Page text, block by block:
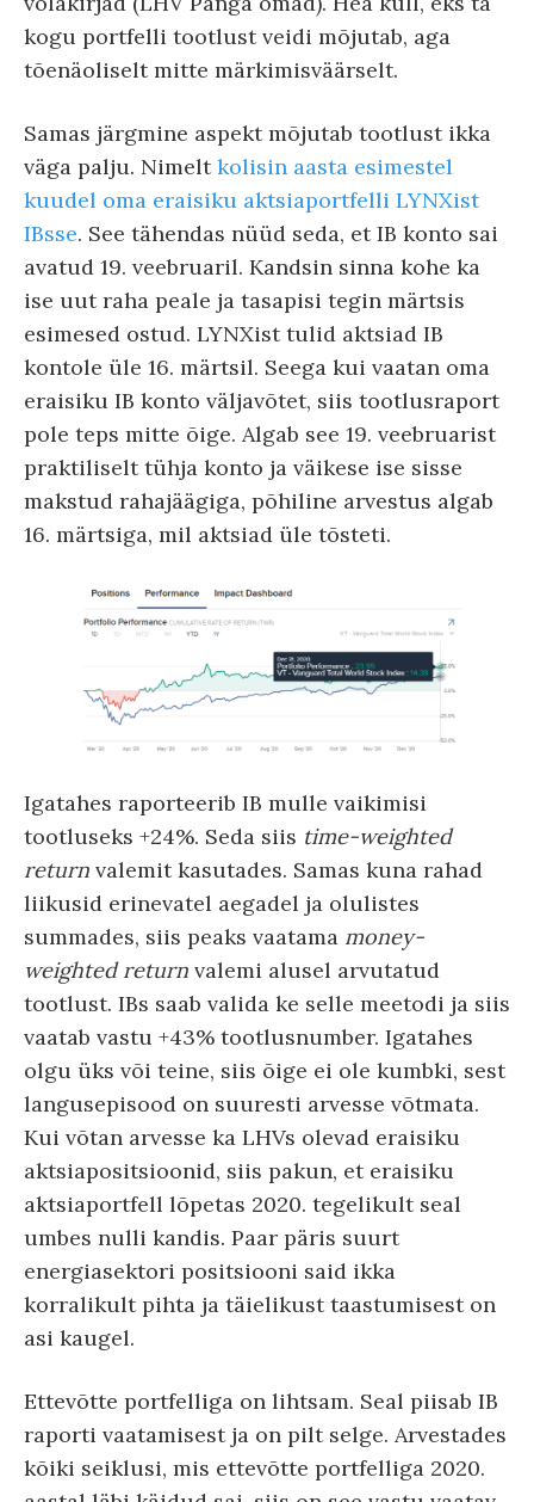
kogu portfelli tootlust veidi mõjutab, aga
tõenäoliselt mitte märkimisväärselt.
Samas järgmine aspekt mõjutab tootlust ikka
väga palju. Nimeltkolisin aasta esimestel
kuudel oma eraisiku aktsiaportfelli LYNXist
IBsse. See tähendas nüüd seda, et IB konto sai
avatud 19. veebruaril. Kandsin sinna kohe ka
ise uut raha peale ja tasapisi tegin märtsis
esimesed ostud. LYNXist tulid aktsiad IB
kontole üle 16. märtsil. Seega kui vaatan oma
eraisiku IB konto väljavõtet, siis tootlusraport
pole teps mitte õige. Algab see 19. veebruarist
praktiliselt tühja konto ja väikese ise sisse
makstud rahajäägiga, põhiline arvestus algab
16. märtsiga, mil aktsiad üle tõsteti.
Igatahes raporteerib IB mulle vaikimisi
tootluseks +24%. Seda siis time-weighted
return valemit kasutades. Samas kuna rahad
liikusid erinevatel aegadel ja olulistes
summades, siis peaks vaatama money-
weighted return valemi alusel arvutatud
tootlust. IBs saab valida ke selle meetodi ja siis
vaatab vastu +43% tootlusnumber. Igatahes
olgu üks või teine, siis õige ei ole kumbki, sest
langusepisood on suuresti arvesse võtmata.
Kui võtan arvesse ka LHVs olevad eraisiku
aktsiapositsioonid, siis pakun, et eraisiku
aktsiaportfell lõpetas 2020. tegelikult seal
umbes nulli kandis. Paar päris suurt
energiasektori positsiooni said ikka
korralikult pihta ja täielikust taastumisest on
asi kaugel.
Ettevõtte portfelliga on lihtsam. Seal piisab IB
raporti vaatamisest ja on pilt selge. Arvestades
kõiki seiklusi, mis ettevõtte portfelliga 2020.